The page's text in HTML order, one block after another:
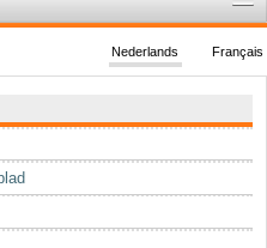
Français
Nederlands